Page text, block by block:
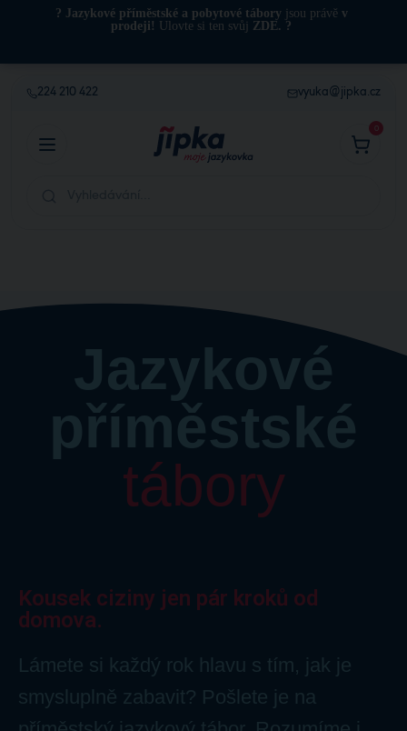
224 210 422 vyuka@jipka.cz
0
Jazykové
příměstské
tábory
Kousek ciziny jen pár kroků od
domova.
Lámete si každý rok hlavu s tím, jak je
smysluplně zabavit? Pošlete je na
?️ Jazykové příměstské a pobytové tábory jsou právě v
prodeji! Ulovte si ten svůj ZDE. ?️